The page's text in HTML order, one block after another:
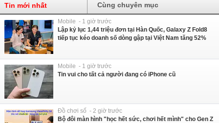
Tin mới nhất Cùng chuyên mục
Mobile - 1 giờ trước
Lập kỷ lục 1,44 triệu đơn tại Hàn Quốc, Galaxy Z Fold8
tiếp tục kéo doanh số dòng gập tại Việt Nam tăng 52%
Mobile - 1 giờ trước
Tin vui cho tất cả người đang có iPhone cũ
Đồ chơi số - 2 giờ trước
Bộ đôi màn hình "học hết sức, chơi hết mình" cho Gen Z